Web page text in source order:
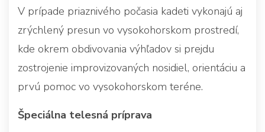
V prípade priaznivého počasia kadeti vykonajú aj
zrýchlený presun vo vysokohorskom prostredí,
kde okrem obdivovania výhľadov si prejdu
zostrojenie improvizovaných nosidiel, orientáciu a
prvú pomoc vo vysokohorskom teréne.
Špeciálna telesná príprava